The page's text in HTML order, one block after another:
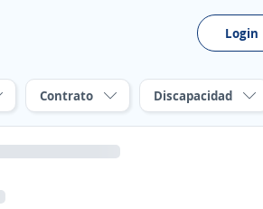
Login
Contrato Discapacidad